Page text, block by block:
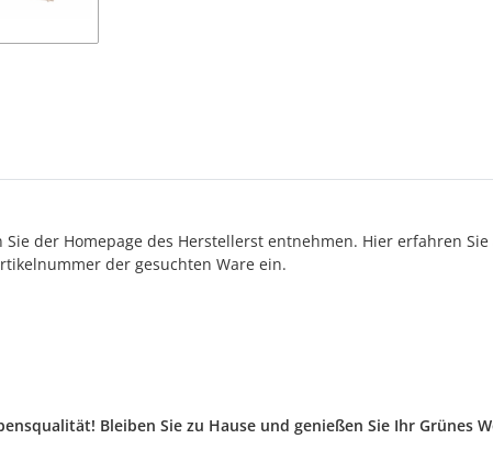
der Homepage des Herstellerst entnehmen. Hier erfahren
der gesuchten Ware ein.
Bleiben Sie zu Hause und genießen Sie Ihr Grünes